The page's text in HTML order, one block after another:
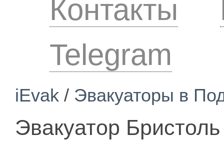
Контакты
Telegram
iEvak / Эвакуаторы в
Эвакуатор Бристоль